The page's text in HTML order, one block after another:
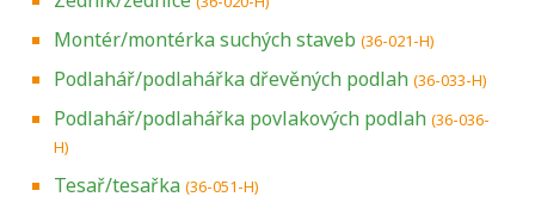
Montér/montérka suchých staveb (36-021-H)
Podlahář/podlahářka dřevěných podlah (36-033-H)
Podlahář/podlahářka povlakových podlah (36-036-
H)
Tesař/tesařka (36-051-H)